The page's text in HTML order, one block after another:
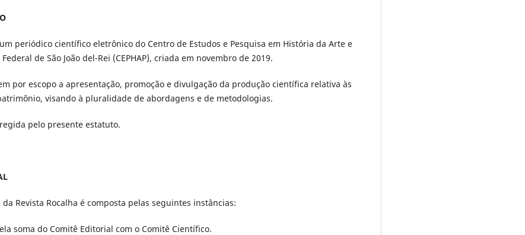
um periódico científico eletrônico do Centro de Estudos e Pesquisa em História da Arte e
de São João del-Rei (CEPHAP), criada em novembro de 2019.
por escopo a apresentação, promoção e divulgação da produção científica relativa às
visando à pluralidade de abordagens e de metodologias.
pelo presente estatuto.
Revista Rocalha é composta pelas seguintes instâncias:
soma do Comitê Editorial com o Comitê Científico.